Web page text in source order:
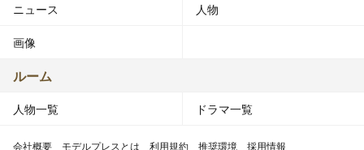
ニュース 人物
画像
ルーム
人物一覧 ドラマ一覧
会社概要 モデルプレスとは 利用規約 推奨環境 採用情報